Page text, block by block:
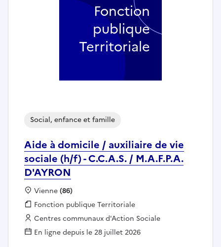
Aide à domicile / auxiliaire de vie
sociale (h/f) - C.C.A.S. / M.A.F.P.A.
D'AYRON
Social, enfance et famille
Localisation :
Vienne(86)
Fonction publique :
Fonction publique Territoriale
Employeur :
Centres communaux d'Action Sociale
En ligne depuis le 28 juillet 2026
Fonction
publique
Territoriale